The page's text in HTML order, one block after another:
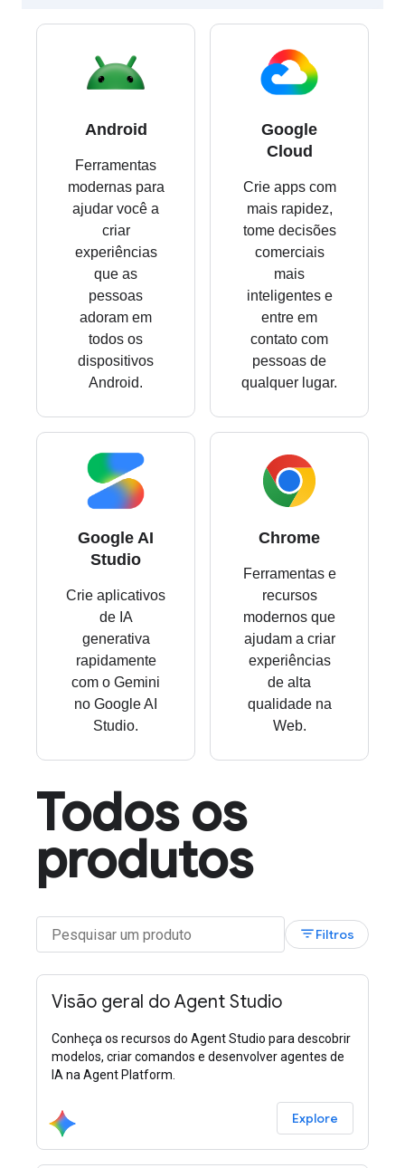
Android
Ferramentas
modernas para
ajudar você a
criar
experiências
que as
pessoas
adoram em
todos os
dispositivos
Android.
Google
Cloud
Crie apps com
mais rapidez,
tome decisões
comerciais
mais
inteligentes e
entre em
contato com
pessoas de
qualquer lugar.
Google AI
Studio
Crie aplicativos
de IA
generativa
rapidamente
com o Gemini
no Google AI
Studio.
Chrome
Ferramentas e
recursos
modernos que
ajudam a criar
experiências
de alta
qualidade na
Web.
Todos os
produtos
filter_listFiltros
Visão geral do Agent Studio
Conheça os recursos do Agent Studio para descobrir
modelos, criar comandos e desenvolver agentes de
IA na Agent Platform.
Explore